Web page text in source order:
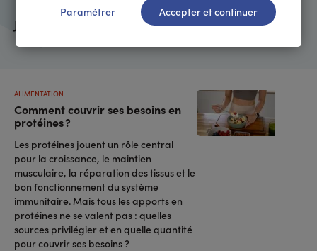
Journaliste à l'ANPM-France Mutualité
Comment couvrir ses besoins en
protéines ?
ALIMENTATION
Les protéines jouent un rôle central
pour la croissance, le maintien
musculaire, la réparation des tissus et le
bon fonctionnement du système
immunitaire. Mais tous les apports en
protéines ne se valent pas : quelles
sources privilégier et en quelle quantité
pour couvrir ses besoins ?
Paramétrer Accepter et continuer